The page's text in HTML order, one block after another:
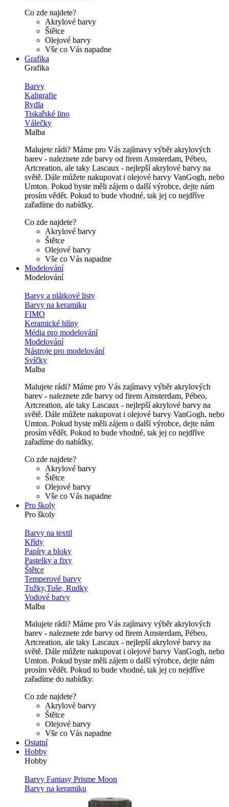
Co zde najdete?
Akrylové barvy
Štětce
Olejové barvy
Vše co Vás napadne
Grafika
Grafika
Barvy
Kaligrafie
Rydla
Tiskařské lino
Válečky
Malba
Malujete rádi? Máme pro Vás zajímavy výběr akrylových
barev - naleznete zde barvy od firem Amsterdam, Pébeo,
Artcreation, ale taky Lascaux - nejlepší akrylové barvy na
světě. Dále můžete nakupovat i olejové barvy VanGogh, nebo
Umton. Pokud byste měli zájem o další výrobce, dejte nám
prosím vědět. Pokud to bude vhodné, tak jej co nejdříve
zařadíme do nabídky.
Co zde najdete?
Akrylové barvy
Štětce
Olejové barvy
Vše co Vás napadne
Modelování
Modelování
Barvy a plátkové listy
Barvy na keramiku
FIMO
Keramické hlíny
Média pro modelování
Modelování
Nástroje pro modelování
Svíčky
Malba
Malujete rádi? Máme pro Vás zajímavy výběr akrylových
barev - naleznete zde barvy od firem Amsterdam, Pébeo,
Artcreation, ale taky Lascaux - nejlepší akrylové barvy na
světě. Dále můžete nakupovat i olejové barvy VanGogh, nebo
Umton. Pokud byste měli zájem o další výrobce, dejte nám
prosím vědět. Pokud to bude vhodné, tak jej co nejdříve
zařadíme do nabídky.
Co zde najdete?
Akrylové barvy
Štětce
Olejové barvy
Vše co Vás napadne
Pro školy
Pro školy
Barvy na textil
Křídy
Papíry a bloky
Pastelky a fixy
Štětce
Temperové barvy
Tužky,Tuše, Rudky
Vodové barvy
Malba
Malujete rádi? Máme pro Vás zajímavy výběr akrylových
barev - naleznete zde barvy od firem Amsterdam, Pébeo,
Artcreation, ale taky Lascaux - nejlepší akrylové barvy na
světě. Dále můžete nakupovat i olejové barvy VanGogh, nebo
Umton. Pokud byste měli zájem o další výrobce, dejte nám
prosím vědět. Pokud to bude vhodné, tak jej co nejdříve
zařadíme do nabídky.
Co zde najdete?
Akrylové barvy
Štětce
Olejové barvy
Vše co Vás napadne
Ostatní
Hobby
Hobby
Barvy Fantasy Prisme Moon
Barvy na keramiku